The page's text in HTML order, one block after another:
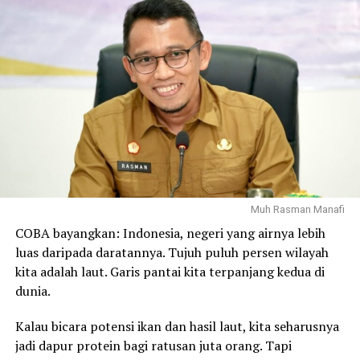
bermasyarakat, ancaman intoleransi, kerusakan
lingkungan, serta bencana alam yang datang silih
berganti.
Di sisi lain, tantangan moral seperti menurunnya
integritas, menguatnya individualisme, dan mulai
memudarnya semangat gotong royong menjadi
pekerjaan rumah yang tidak kalah penting.
Tantangan-tantangan tersebut menunjukkan bahwa
Indonesia tidak hanya membutuhkan pembangunan fisik
dan kemajuan teknologi, tetapi juga penguatan karakter,
persatuan, dan ketahanan moral bangsa.
Dalam konteks itulah doa menjadi kekuatan spiritual
yang menyertai setiap ikhtiar bangsa. Zikir dan doa
bersama lintas agama bukanlah pelarian dari persoalan,
melainkan ikhtiar batin untuk memohon pertolongan
Muh Rasman Manafi
COBA bayangkan: Indonesia, negeri yang airnya lebih
luas daripada daratannya. Tujuh puluh persen wilayah
kita adalah laut. Garis pantai kita terpanjang kedua di
dunia.
Kalau bicara potensi ikan dan hasil laut, kita seharusnya
jadi dapur protein bagi ratusan juta orang. Tapi